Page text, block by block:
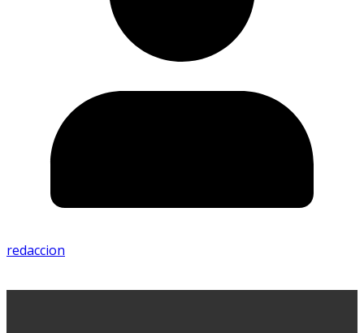
redaccion